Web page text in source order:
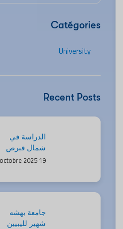
Catégories
University
Recent Posts
الدراسة في
شمال قبرص
للمغاربة: فرص
ومستقبلك مع
Kind of
19 octobre 2025
جامعة بهشه
شهير لليبيين